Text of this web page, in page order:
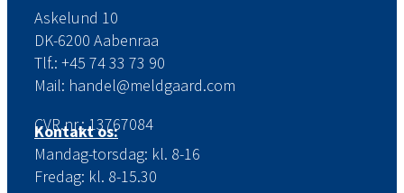
Askelund 10
DK-6200 Aabenraa
Tlf.: +45 74 33 73 90
Mail: handel@meldgaard.com
CVR.nr.: 13767084
Kontakt os:
Mandag-torsdag: kl. 8-16
Fredag: kl. 8-15.30